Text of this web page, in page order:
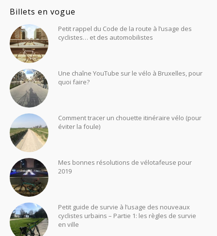
Billets en vogue
Petit rappel du Code de la route à l’usage des
cyclistes… et des automobilistes
Une chaîne YouTube sur le vélo à Bruxelles, pour
quoi faire?
Comment tracer un chouette itinéraire vélo (pour
éviter la foule)
Mes bonnes résolutions de vélotafeuse pour
2019
Petit guide de survie à l’usage des nouveaux
cyclistes urbains – Partie 1: les règles de survie
en ville